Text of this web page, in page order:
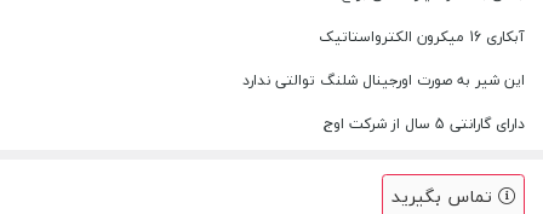
آبکاری 16 میکرون الکترواستاتیک
این شیر به صورت اورجینال شلنگ توالتی ندارد
دارای گارانتی 5 سال از شرکت اوج
تماس بگیرید